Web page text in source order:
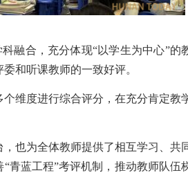
融合，充分体现“以学生为中心”的
和听课教师的一致好评。
维度进行综合评分，在充分肯定教
，也为全体教师提供了相互学习、共
“青蓝工程”考评机制，推动教师队伍